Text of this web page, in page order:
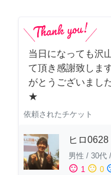
当日になっても沢
て頂き感謝致しま
がとうございまし
★
依頼されたチケット
ヒロ0628
男性 / 30代 /
sentiment_satisfied 1 sentiment_neutral 0